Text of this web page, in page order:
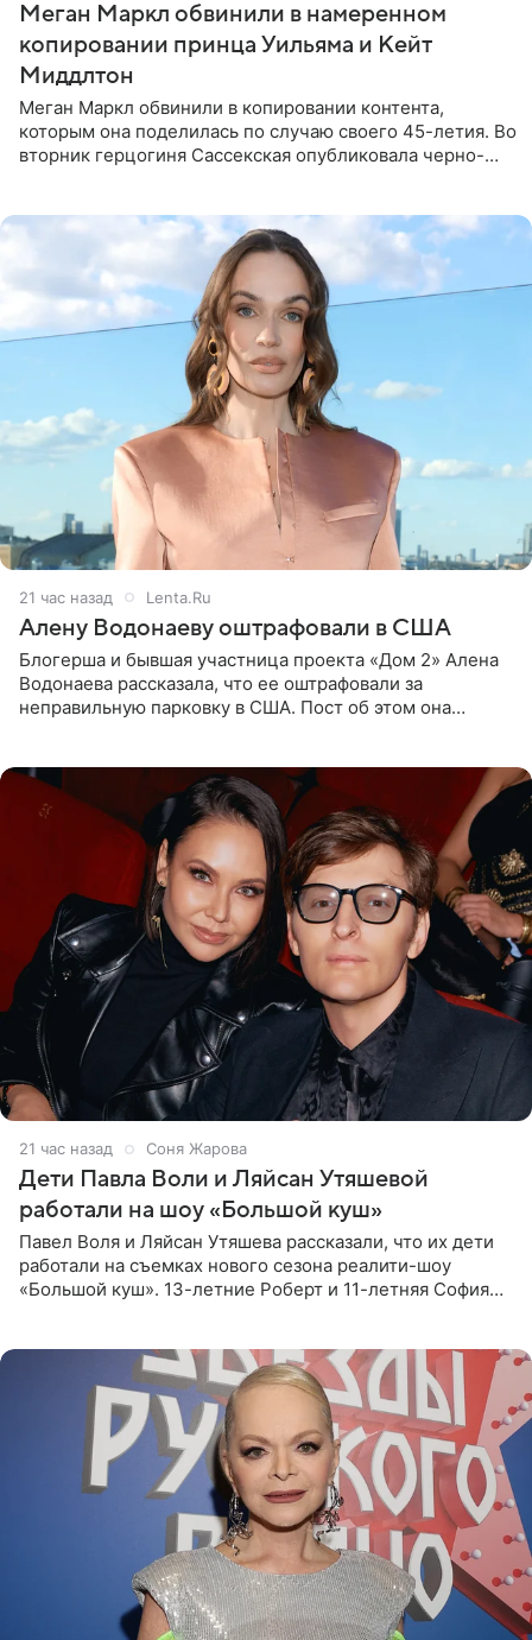
Меган Маркл обвинили в намеренном
копировании принца Уильяма и Кейт
Миддлтон
Меган Маркл обвинили в копировании контента,
которым она поделилась по случаю своего 45-летия. Во
вторник герцогиня Сассекская опубликовала черно-
21 час назад Lenta.Ru
Алену Водонаеву оштрафовали в США
Блогерша и бывшая участница проекта «Дом 2» Алена
Водонаева рассказала, что ее оштрафовали за
неправильную парковку в США. Пост об этом она
21 час назад Соня Жарова
Дети Павла Воли и Ляйсан Утяшевой
работали на шоу «Большой куш»
Павел Воля и Ляйсан Утяшева рассказали, что их дети
работали на съемках нового сезона реалити-шоу
«Большой куш». 13-летние Роберт и 11-летняя София